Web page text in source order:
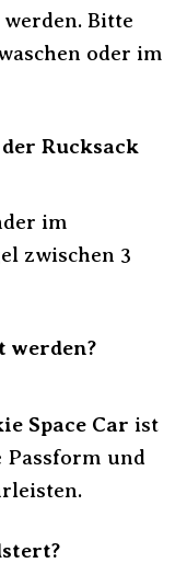
Bitte
oder im
Rucksack
im
zwischen 3
werden?
Space Car ist
und